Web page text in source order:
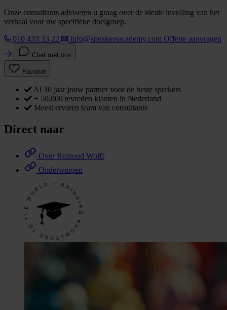
Onze consultants adviseren u graag over de ideale invulling van het
verhaal voor uw specifieke doelgroep.
010 433 33 22
info@speakersacademy.com Offerte aanvragen
Chat met ons
Favoriet
Al 30 jaar jouw partner voor de beste sprekers
+ 50.000 tevreden klanten in Nederland
Meest ervaren team van consultants
Direct naar
Over Reinoud Wolff
Onderwerpen